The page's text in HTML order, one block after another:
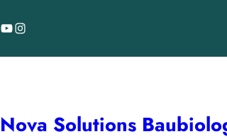
Inhalt
springen
YouTubeInstagram
Nova Solutions